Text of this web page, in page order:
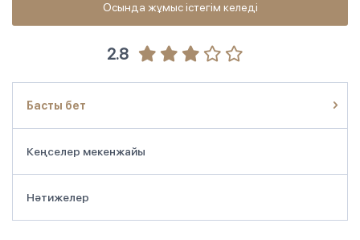
Осында жұмыс істегім келеді
2.8
Басты бет
Кеңселер мекенжайы
Нәтижелер